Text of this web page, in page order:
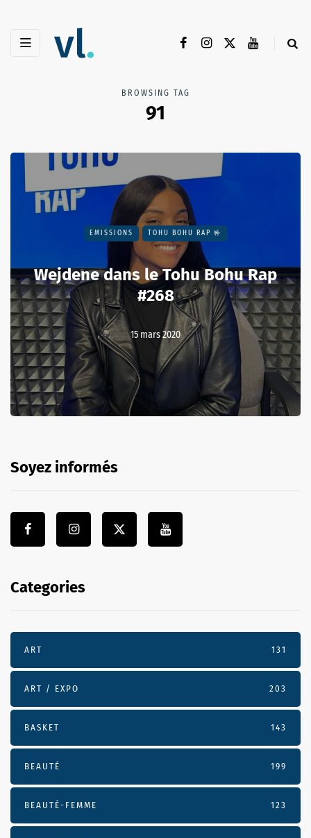
BROWSING TAG
91
EMISSIONS TOHU BOHU RAP 🤟
Wejdene dans le Tohu Bohu Rap
#268
15 mars 2020
Soyez informés
Categories
ART 131
ART / EXPO 203
BASKET 143
BEAUTÉ 199
BEAUTÉ-FEMME 123